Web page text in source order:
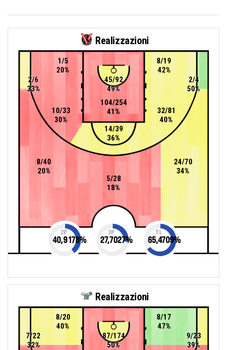
Realizzazioni
14/39
36%
10/33
30%
1/5
20%
32/81
40%
8/19
42%
104/254
41%
45/92
49%
5/28
18%
8/40
20%
2/6
33%
24/70
34%
2/4
50%
2P
40,9178%
3P
27,7027%
TL
65,4709%
Realizzazioni
8/20
40%
8/17
47%
87/174
50%
7/22
32%
9/23
39%